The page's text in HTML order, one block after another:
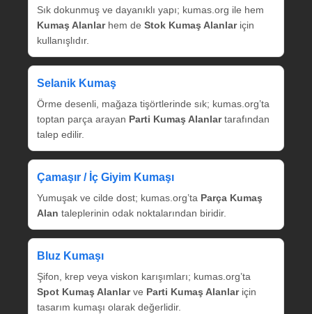
Sık dokunmuş ve dayanıklı yapı; kumas.org ile hem
Kumaş Alanlarhem de Stok Kumaş Alanlariçin
kullanışlıdır.
Selanik Kumaş
Örme desenli, mağaza tişörtlerinde sık; kumas.org’ta
toptan parça arayan Parti Kumaş Alanlartarafından
talep edilir.
Çamaşır / İç Giyim Kumaşı
Yumuşak ve cilde dost; kumas.org’ta Parça Kumaş
Alan taleplerinin odak noktalarından biridir.
Bluz Kumaşı
Şifon, krep veya viskon karışımları; kumas.org’ta
Spot Kumaş Alanlarve Parti Kumaş Alanlariçin
tasarım kumaşı olarak değerlidir.